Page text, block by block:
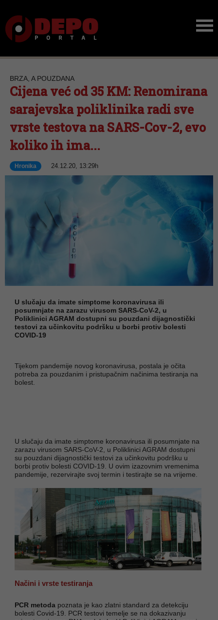
BRZA, A POUZDANA
Cijena već od 35 KM: Renomirana
sarajevska poliklinika radi sve
vrste testova na SARS-Cov-2, evo
koliko ih ima...
Hronika 24.12.20, 13:29h
U slučaju da imate simptome koronavirusa ili
posumnjate na zarazu virusom SARS-CoV-2, u
Poliklinici AGRAM dostupni su pouzdani dijagnostički
testovi za učinkovitu podršku u borbi protiv bolesti
COVID-19
Tijekom pandemije novog koronavirusa, postala je očita
potreba za pouzdanim i pristupačnim načinima testiranja na
bolest.
U slučaju da imate simptome koronavirusa ili posumnjate na
zarazu virusom SARS-CoV-2, u Poliklinici AGRAM dostupni
su pouzdani dijagnostički testovi za učinkovitu podršku u
borbi protiv bolesti COVID-19. U ovim izazovnim vremenima
pandemije, rezervirajte svoj termin i testirajte se na vrijeme.
Načini i vrste testiranja
PCR metoda poznata je kao zlatni standard za detekciju
bolesti Covid-19. PCR testovi temelje se na dokazivanju